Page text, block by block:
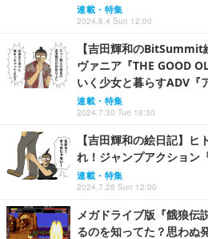
連載・特集
2024.8.4 Sun 12:00
【吉田輝和のBitSummit
ヴァニア『THE GOOD
いく少女と暮らすADV『
連載・特集
2024.7.30 Tue 18:30
【吉田輝和の絵日記】
れ！ジャンプアクション
連載・特集
2024.7.28 Sun 12:00
メガドライブ版『餓狼伝
るのを知ってた？思わぬ